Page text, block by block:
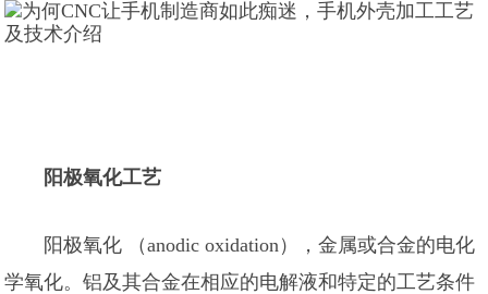
阳极氧化工艺
阳极氧化 （anodic oxidation），金属或合金的电化
学氧化。铝及其合金在相应的电解液和特定的工艺条件